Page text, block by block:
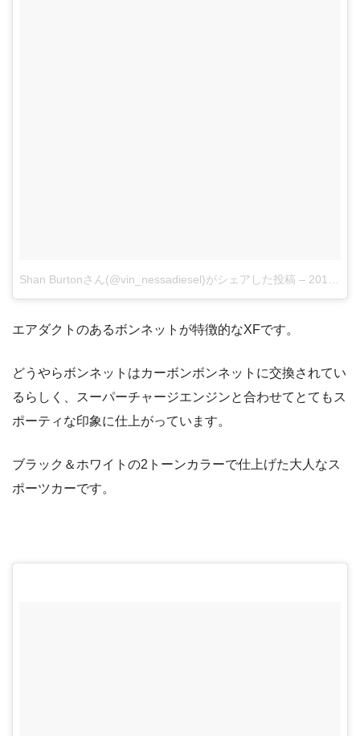
Shan Burtonさん(@vin_nessadiesel)がシェアした投稿 – 2018年 4月月12日午前9時00分PDT
エアダクトのあるボンネットが特徴的なXFです。
どうやらボンネットはカーボンボンネットに交換されてい
るらしく、スーパーチャージエンジンと合わせてとてもス
ポーティな印象に仕上がっています。
ブラック＆ホワイトの2トーンカラーで仕上げた大人なス
ポーツカーです。